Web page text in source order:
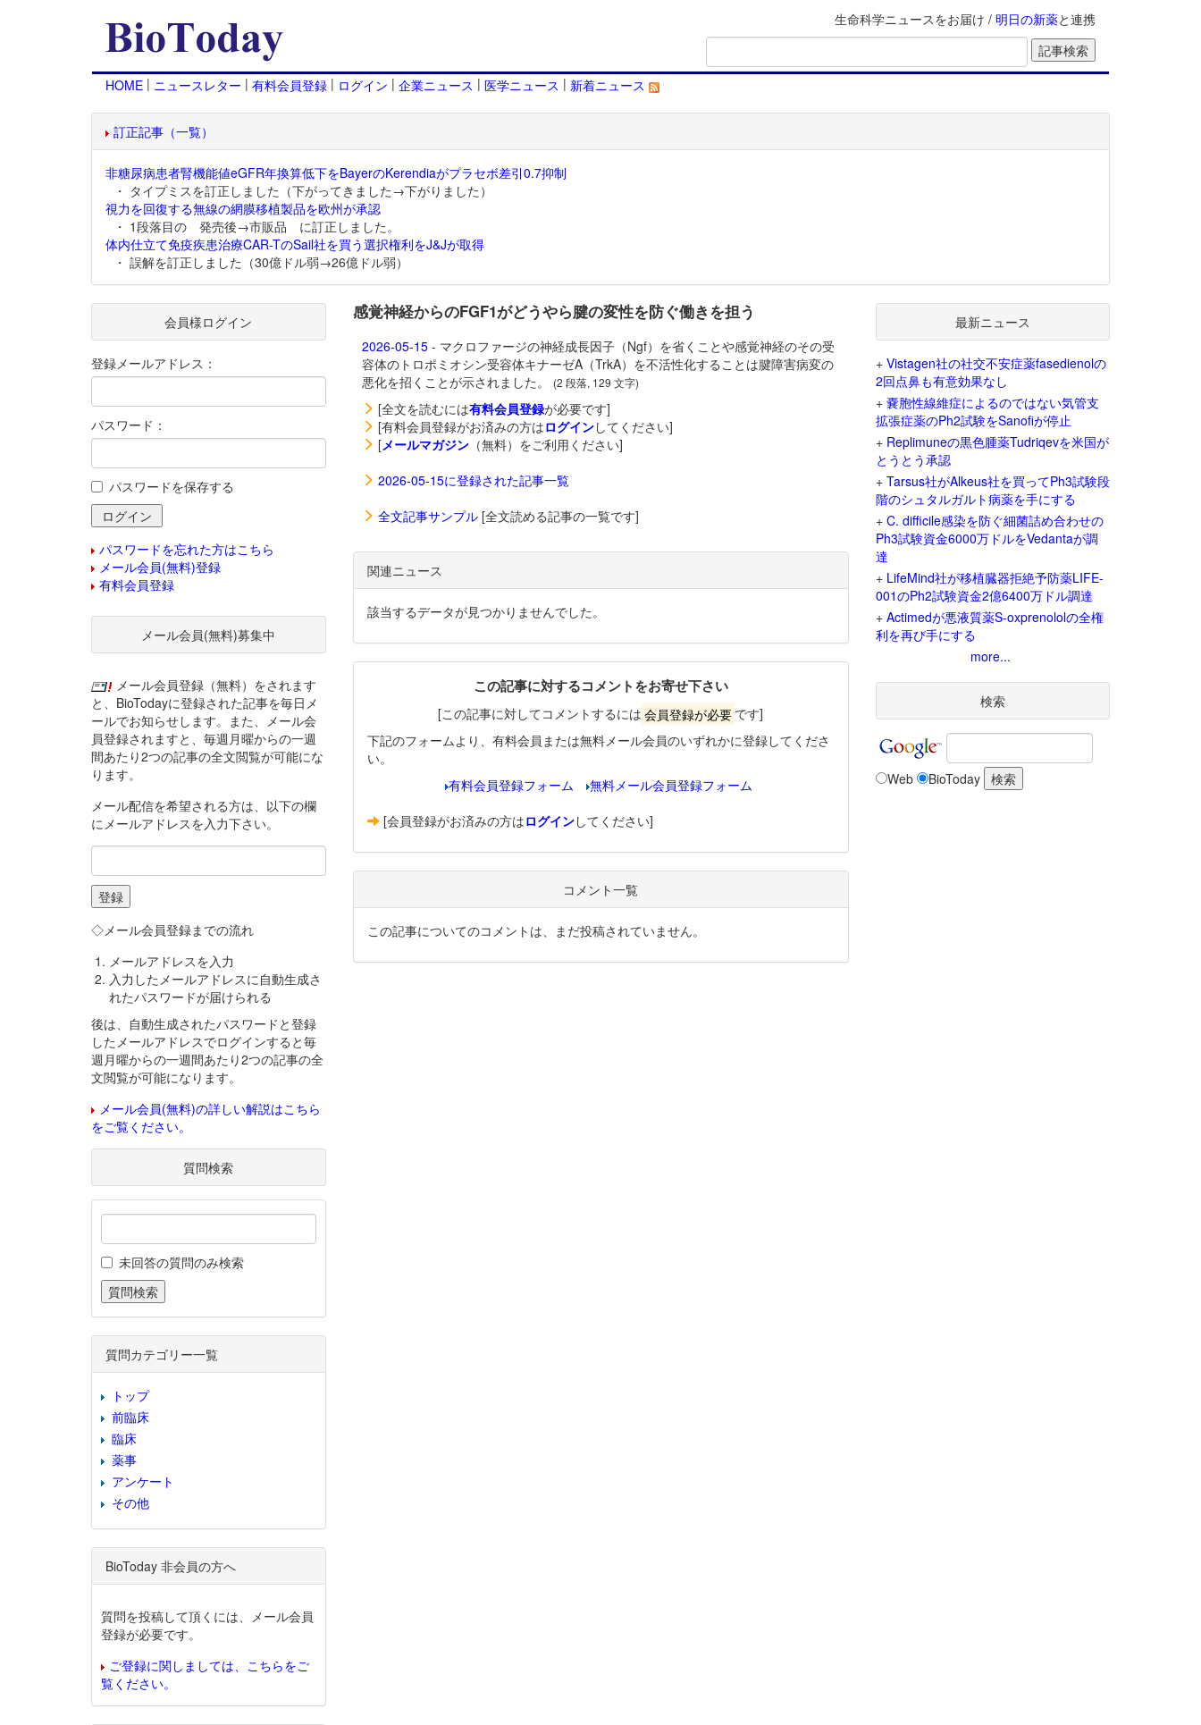
生命科学ニュースをお届け / 明日の新薬と連携
HOME | ニュースレター | 有料会員登録 | ログイン | 企業ニュース | 医学ニュース | 新着ニュース
訂正記事（一覧）
非糖尿病患者腎機能値eGFR年換算低下をBayerのKerendiaがプラセボ差引0.7抑制
・ タイプミスを訂正しました（下がってきました→下がりました）
視力を回復する無線の網膜移植製品を欧州が承認
・ 1段落目の 発売後→市販品 に訂正しました。
体内仕立て免疫疾患治療CAR-TのSail社を買う選択権利をJ&Jが取得
・ 誤解を訂正しました（30億ドル弱→26億ドル弱）
感覚神経からのFGF1がどうやら腱の変性を防ぐ働きを担う
2026-05-15- マクロファージの神経成長因子（Ngf）を省くことや感覚神経のその受
容体のトロポミオシン受容体キナーゼA（TrkA）を不活性化することは腱障害病変の
悪化を招くことが示されました。
(2 段落, 129 文字)
[全文を読むには有料会員登録が必要です]
[有料会員登録がお済みの方はログインしてください]
[メールマガジン（無料）をご利用ください]
2026-05-15に登録された記事一覧
全文記事サンプル[全文読める記事の一覧です]
関連ニュース
該当するデータが見つかりませんでした。
この記事に対するコメントをお寄せ下さい
[この記事に対してコメントするには 会員登録が必要 です]
下記のフォームより、有料会員または無料メール会員のいずれかに登録してくださ
い。
有料会員登録フォーム
無料メール会員登録フォーム
[会員登録がお済みの方はログインしてください]
コメント一覧
この記事についてのコメントは、まだ投稿されていません。
会員様ログイン
登録メールアドレス：
パスワード：
パスワードを保存する
パスワードを忘れた方はこちら
メール会員(無料)登録
有料会員登録
メール会員(無料)募集中
メール会員登録（無料）をされます
と、BioTodayに登録された記事を毎日メ
ールでお知らせします。また、メール会
員登録されますと、毎週月曜からの一週
間あたり2つの記事の全文閲覧が可能にな
ります。
メール配信を希望される方は、以下の欄
にメールアドレスを入力下さい。
◇メール会員登録までの流れ
メールアドレスを入力
入力したメールアドレスに自動生成さ
れたパスワードが届けられる
後は、自動生成されたパスワードと登録
したメールアドレスでログインすると毎
週月曜からの一週間あたり2つの記事の全
文閲覧が可能になります。
メール会員(無料)の詳しい解説はこちら
をご覧ください。
質問検索
未回答の質問のみ検索
質問カテゴリー一覧
トップ
前臨床
臨床
薬事
アンケート
その他
BioToday 非会員の方へ
質問を投稿して頂くには、メール会員
登録が必要です。
ご登録に関しましては、こちらをご
覧ください。
最新ニュース
+ Vistagen社の社交不安症薬fasedienolの
2回点鼻も有意効果なし
+ 嚢胞性線維症によるのではない気管支
拡張症薬のPh2試験をSanofiが停止
+ Replimuneの黒色腫薬Tudriqevを米国が
とうとう承認
+ Tarsus社がAlkeus社を買ってPh3試験段
階のシュタルガルト病薬を手にする
+ C. difficile感染を防ぐ細菌詰め合わせの
Ph3試験資金6000万ドルをVedantaが調
達
+ LifeMind社が移植臓器拒絶予防薬LIFE-
001のPh2試験資金2億6400万ドル調達
+ Actimedが悪液質薬S-oxprenololの全権
利を再び手にする
more...
検索
Web BioToday